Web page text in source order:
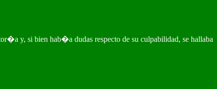
y, si bien hab�a dudas respecto de su culpabilidad, se hallaba